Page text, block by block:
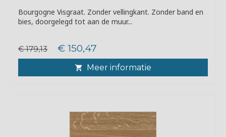
Bourgogne Visgraat. Zonder vellingkant. Zonder band en
bies, doorgelegd tot aan de muur...
€ 179,13 € 150,47
Meer informatie